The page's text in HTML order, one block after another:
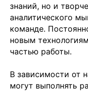
знаний, но и
аналитического
команде.
новым
частью работы.
В зависимости от
могут выполнять
Подобрать
Мы направим вам
предложение в течении
Заполняя данную форму, вы
данных